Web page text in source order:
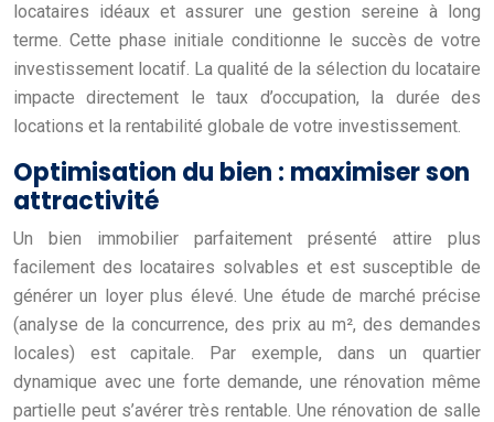
locataires idéaux et assurer une gestion sereine à long
terme. Cette phase initiale conditionne le succès de votre
investissement locatif. La qualité de la sélection du locataire
impacte directement le taux d’occupation, la durée des
locations et la rentabilité globale de votre investissement.
Optimisation du bien : maximiser son
attractivité
Un bien immobilier parfaitement présenté attire plus
facilement des locataires solvables et est susceptible de
générer un loyer plus élevé. Une étude de marché précise
(analyse de la concurrence, des prix au m², des demandes
locales) est capitale. Par exemple, dans un quartier
dynamique avec une forte demande, une rénovation même
partielle peut s’avérer très rentable. Une rénovation de salle